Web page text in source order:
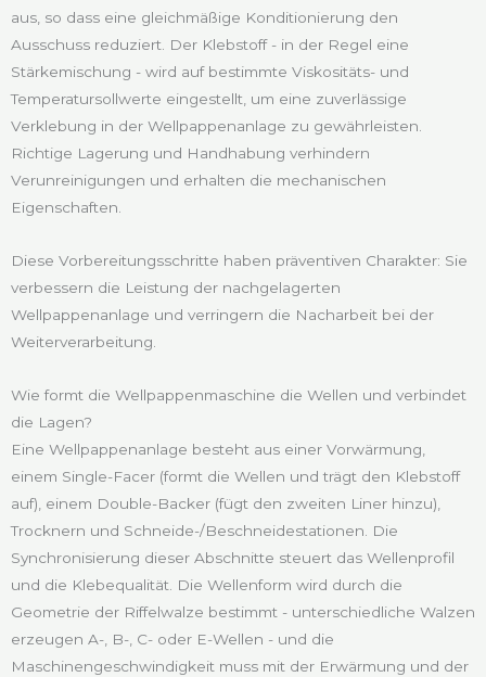
aus, so dass eine gleichmäßige Konditionierung den
Ausschuss reduziert. Der Klebstoff - in der Regel eine
Stärkemischung - wird auf bestimmte Viskositäts- und
Temperatursollwerte eingestellt, um eine zuverlässige
Verklebung in der Wellpappenanlage zu gewährleisten.
Richtige Lagerung und Handhabung verhindern
Verunreinigungen und erhalten die mechanischen
Eigenschaften.
Diese Vorbereitungsschritte haben präventiven Charakter: Sie
verbessern die Leistung der nachgelagerten
Wellpappenanlage und verringern die Nacharbeit bei der
Weiterverarbeitung.
Wie formt die Wellpappenmaschine die Wellen und verbindet
die Lagen?
Eine Wellpappenanlage besteht aus einer Vorwärmung,
einem Single-Facer (formt die Wellen und trägt den Klebstoff
auf), einem Double-Backer (fügt den zweiten Liner hinzu),
Trocknern und Schneide-/Beschneidestationen. Die
Synchronisierung dieser Abschnitte steuert das Wellenprofil
und die Klebequalität. Die Wellenform wird durch die
Geometrie der Riffelwalze bestimmt - unterschiedliche Walzen
erzeugen A-, B-, C- oder E-Wellen - und die
Maschinengeschwindigkeit muss mit der Erwärmung und der